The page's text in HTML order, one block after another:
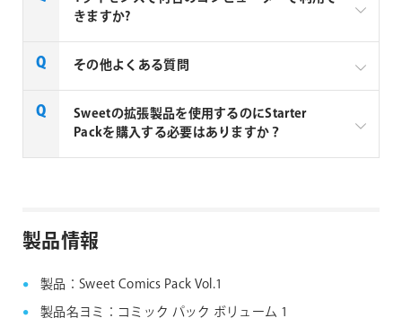
品となります。
きますか?
1ライセンスにつき、1台のコンピューターでご利用い
その他よくある質問
AE Sweets社製品 FAQ
Sweetの拡張製品を使用するのにStarter
Packを購入する必要はありますか？
インストーラーにつきましては
い。
製品情報
製品：Sweet Comics Pack Vol.1
製品名ヨミ：コミック パック ボリューム 1